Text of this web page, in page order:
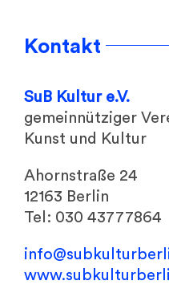
Kontakt
SuB Kultur e.V.
gemeinnütziger
Kunst und Kultur
Ahornstraße 24
12163 Berlin
Tel: 030 43777864
info@